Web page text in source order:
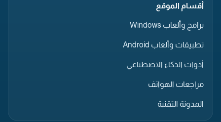
أقسام الموقع
برامج وألعاب Windows
تطبيقات وألعاب Android
أدوات الذكاء الاصطناعي
مراجعات الهواتف
المدونة التقنية